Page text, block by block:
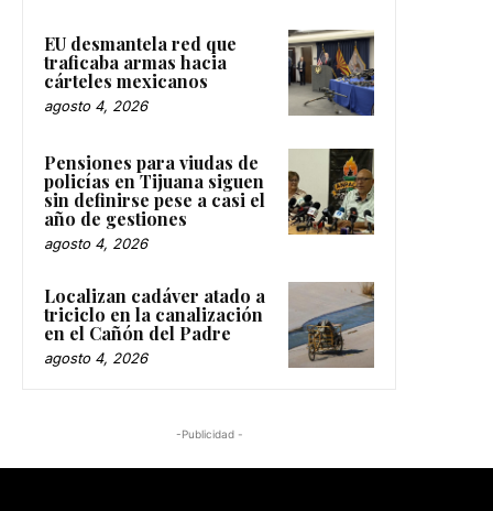
EU desmantela red que
traficaba armas hacia
cárteles mexicanos
agosto 4, 2026
Pensiones para viudas de
policías en Tijuana siguen
sin definirse pese a casi el
año de gestiones
agosto 4, 2026
Localizan cadáver atado a
triciclo en la canalización
en el Cañón del Padre
agosto 4, 2026
-Publicidad -